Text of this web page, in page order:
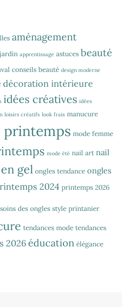
aménagement
apprentissage astuces beauté
conseils beauté design moderne
décoration intérieure
idées créatives idées
loisirs créatifs look frais manucure
printemps mode femme
mode été nail art nail
gel ongles tendance ongles
2024 printemps 2026
soins des ongles style printanier
tendances mode tendances
2026 éducation élégance